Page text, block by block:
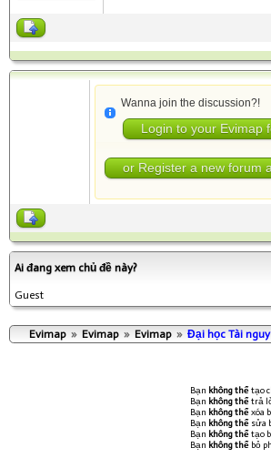
Wanna join the discussion?!
Login to your Evimap
or Register a new forum
Ai đang xem chủ đề này?
Guest
Evimap » Evimap » Evimap » Đại học Tài
Bạn không thểtạo
Bạn không thểtrả
Bạn không thểxóa
Bạn không thể sửa
Bạn không thểtạo
Bạn không thể bỏ